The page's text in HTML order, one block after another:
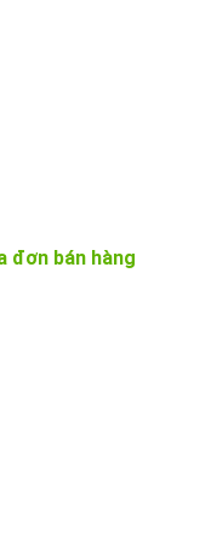
đơn bán hàng